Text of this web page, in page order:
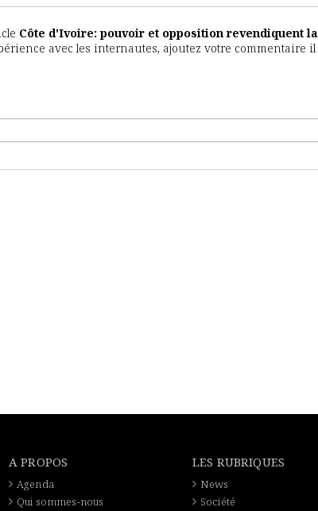
Côte d'Ivoire: pouvoir et opposition revendiquent la
avec les internautes, ajoutez votre commentaire il
A PROPOS
Agenda
Qui sommes-nous
LES RUBRIQUES
News
Société